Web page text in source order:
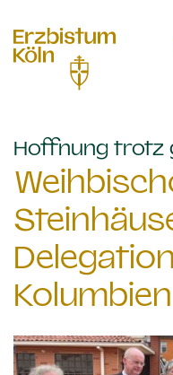
Hoffnung trotz
Kolumbien